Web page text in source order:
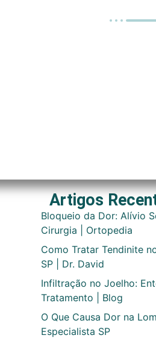
Artigos
Bloqueio da Dor: Alívio
Cirurgia | Ortopedia
Como Tratar Tendinite
SP | Dr. David
Infiltração no Joelho:
Tratamento | Blog
O Que Causa Dor na
Especialista SP